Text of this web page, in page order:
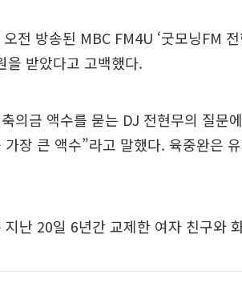
전 방송된 MBC FM4U ‘굿모닝FM
을 받았다고 고백했다.
의금 액수를 묻는 DJ 전현무의 질문
장 큰 액수”라고 말했다. 육중완은
지난 20일 6년간 교제한 여자 친구와